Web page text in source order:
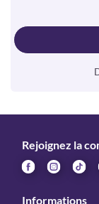
Rejoignez la
Informations